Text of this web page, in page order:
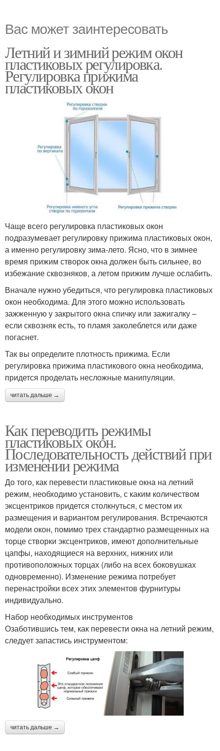
Вас может заинтересовать
Летний и зимний режим окон
пластиковых регулировка.
Регулировка прижима
пластиковых окон
Чаще всего регулировка пластиковых окон
подразумевает регулировку прижима пластиковых окон,
а именно регулировку зима-лето. Ясно, что в зимнее
время прижим створок окна должен быть сильнее, во
избежание сквозняков, а летом прижим лучше ослабить.
Вначале нужно убедиться, что регулировка пластиковых
окон необходима. Для этого можно использовать
зажженную у закрытого окна спичку или зажигалку –
если сквозняк есть, то пламя заколеблется или даже
погаснет.
Так вы определите плотность прижима. Если
регулировка прижима пластикового окна необходима,
придется проделать несложные манипуляции.
читать дальше →
Как переводить режимы
пластиковых окон.
Последовательность действий при
изменении режима
До того, как перевести пластиковые окна на летний
режим, необходимо установить, с каким количеством
эксцентриков придется столкнуться, с местом их
размещения и вариантом регулирования. Встречаются
модели окон, помимо трех стандартно размещенных на
торце створки эксцентриков, имеют дополнительные
цапфы, находящиеся на верхних, нижних или
противоположных торцах (либо на всех боковушках
одновременно). Изменение режима потребует
перенастройки всех этих элементов фурнитуры
индивидуально.
Набор необходимых инструментов
Озаботившись тем, как перевести окна на летний режим,
следует запастись инструментом:
читать дальше →